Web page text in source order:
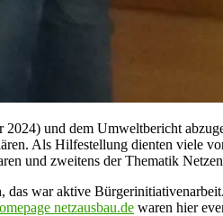
und dem Umweltbericht
Als Hilfestellung dienten viele
und zweitens der Thematik
war aktive
netzausbau.de waren hier